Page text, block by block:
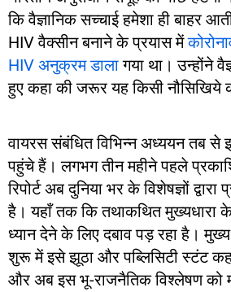
कि वैज्ञानिक सच्चाई हमेशा ही बाहर
HIV वैक्सीन बनाने के प्रयास में
HIV अनुक्रम डालागया था। उन्होंने
हुए कहा की जरूर यह किसी नौसिखिये
वायरस संबंधित विभिन्न अध्ययन तब से
पहुंचे हैं। लगभग तीन महीने पहले
रिपोर्ट अब दुनिया भर के विशेषज्ञों द्वारा
है। यहाँ तक कि तथाकथित मुख्यधारा के
ध्यान देने के लिए दबाव पड़ रहा है। मुख्य
शुरू में इसे झूठा और पब्लिसिटी स्टंट
और अब इस भू-राजनैतिक विश्लेषण को